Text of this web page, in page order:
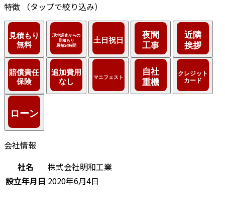
特徴
（タップで絞り込み）
会社情報
社名
株式会社明和工業
設立年月日 2020年6月4日